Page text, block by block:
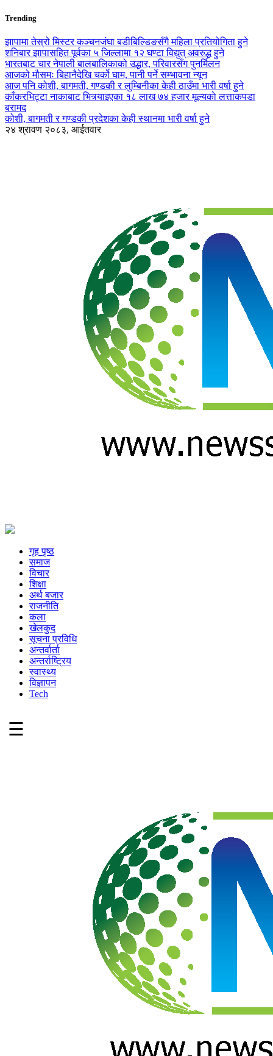
Trending
झापामा तेस्रो मिस्टर कञ्चनजंघा बडीबिल्डिङसँगै महिला प्रतियोगिता हुने
शनिबार झापासहित पूर्वका ५ जिल्लामा १२ घण्टा विद्युत् अवरुद्ध हुने
भारतबाट चार नेपाली बालबालिकाको उद्धार, परिवारसँग पुनर्मिलन
आजको मौसमः बिहानैदेखि चर्को घाम, पानी पर्ने सम्भावना न्यून
आज पनि कोशी, बागमती, गण्डकी र लुम्बिनीका केही ठाउँमा भारी वर्षा हुने
काँकरभिट्टा नाकाबाट भित्र्याइएका १८ लाख ७४ हजार मूल्यकाे लत्ताकपडा
बरामद
कोशी, बागमती र गण्डकी प्रदेशका केही स्थानमा भारी वर्षा हुने
२४ श्रावण २०८३, आईतवार
गृह पृष्ठ
समाज
विचार
शिक्षा
अर्थ बजार
राजनीति
कला
खेलकुद
सूचना प्रविधि
अन्तर्वार्ता
अन्तर्राष्ट्रिय
स्वास्थ्य
विज्ञापन
Tech
☰